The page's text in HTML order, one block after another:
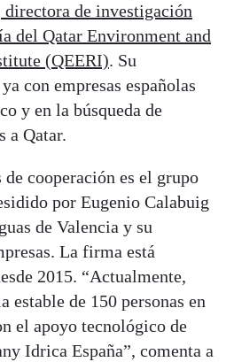
de investigación
del Qatar Environment and
(QEERI). Su
con empresas españolas
y en la búsqueda de
a Qatar.
cooperación es el grupo
por Eugenio Calabuig
de Valencia y su
La firma está
2015. “Actualmente,
estable de 150 personas en
el apoyo tecnológico de
Idrica España”, comenta a